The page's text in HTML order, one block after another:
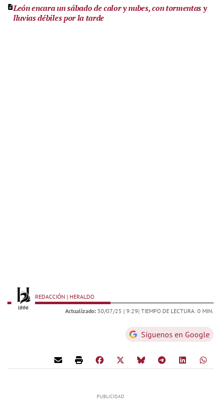
León encara un sábado de calor y nubes, con tormentas y
lluvias débiles por la tarde
REDACCIÓN | HERALDO
Actualizado: 30/07/25 | 9:29| TIEMPO DE LECTURA: 0 MIN.
Síguenos en Google